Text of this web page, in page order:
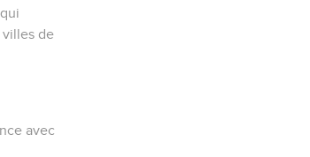
villes de
avec